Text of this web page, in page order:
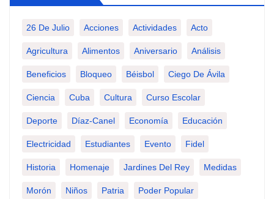
26 De Julio Acciones Actividades Acto
Agricultura Alimentos Aniversario Análisis
Beneficios Bloqueo Béisbol Ciego De Ávila
Ciencia Cuba Cultura Curso Escolar
Deporte Díaz-Canel Economía Educación
Electricidad Estudiantes Evento Fidel
Historia Homenaje Jardines Del Rey Medidas
Morón Niños Patria Poder Popular